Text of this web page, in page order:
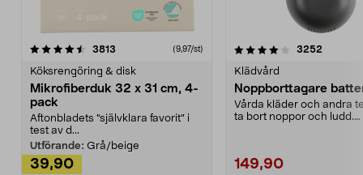
3813 (9,97/st)
Köksrengöring & disk
Mikrofiberduk 32 x 31 cm, 4-
pack
Aftonbladets "självklara favorit” i
test av d...
Utförande: Grå/beige
39,90
4.0av 5 stjärnor 3252
Klädvård
Noppborttagare
Vårda kläder och andra
ta bort noppor och ludd.
149,90
4.5av 5 stjärnor